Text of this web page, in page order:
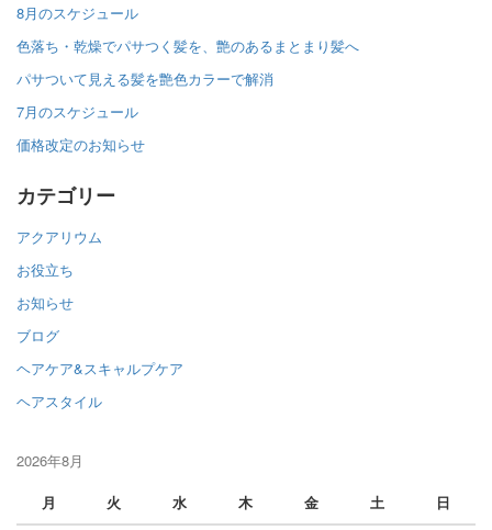
8月のスケジュール
色落ち・乾燥でパサつく髪を、艶のあるまとまり髪へ
パサついて見える髪を艶色カラーで解消
7月のスケジュール
価格改定のお知らせ
カテゴリー
アクアリウム
お役立ち
お知らせ
ブログ
ヘアケア&スキャルプケア
ヘアスタイル
2026年8月
月
火 水 木 金 土 日